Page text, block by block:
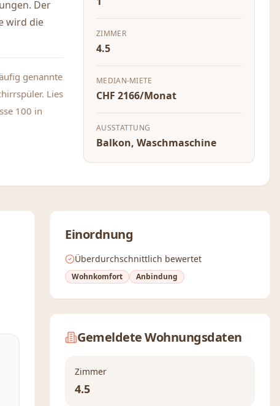
Der
wird die
genannte
Lies
100 in
ZIMMER
4.5
MEDIAN-MIETE
CHF 2166/Monat
AUSSTATTUNG
Balkon, Waschmaschine
Einordnung
Überdurchschnittlich bewertet
Wohnkomfort Anbindung
Gemeldete Wohnungsdaten
Zimmer
4.5